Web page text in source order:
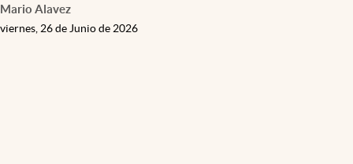
Mario Alavez
viernes, 26 de Junio de 2026